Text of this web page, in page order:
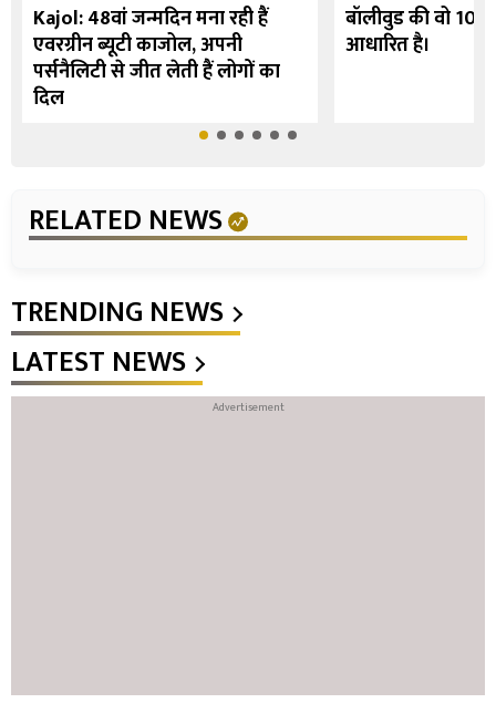
Kajol: 48वां जन्मदिन मना रही हैं
एवरग्रीन ब्यूटी काजोल, अपनी
पर्सनैलिटी से जीत लेती हैं लोगों का
दिल
बॉलीवुड की वो 10
आधारित है।
RELATED NEWS
TRENDING NEWS
LATEST NEWS